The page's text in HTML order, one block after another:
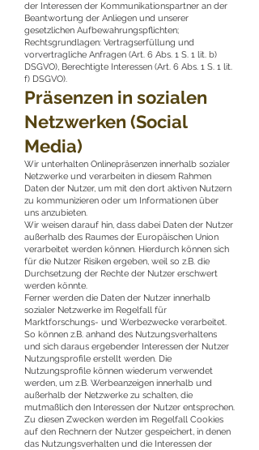
der Interessen der Kommunikationspartner an der
Beantwortung der Anliegen und unserer
gesetzlichen Aufbewahrungspflichten;
Rechtsgrundlagen: Vertragserfüllung und
vorvertragliche Anfragen (Art. 6 Abs. 1 S. 1 lit. b)
DSGVO), Berechtigte Interessen (Art. 6 Abs. 1 S. 1 lit.
f) DSGVO).
Präsenzen in sozialen
Netzwerken (Social
Media)
Wir unterhalten Onlinepräsenzen innerhalb sozialer
Netzwerke und verarbeiten in diesem Rahmen
Daten der Nutzer, um mit den dort aktiven Nutzern
zu kommunizieren oder um Informationen über
uns anzubieten.
Wir weisen darauf hin, dass dabei Daten der Nutzer
außerhalb des Raumes der Europäischen Union
verarbeitet werden können. Hierdurch können sich
für die Nutzer Risiken ergeben, weil so z.B. die
Durchsetzung der Rechte der Nutzer erschwert
werden könnte.
Ferner werden die Daten der Nutzer innerhalb
sozialer Netzwerke im Regelfall für
Marktforschungs- und Werbezwecke verarbeitet.
So können z.B. anhand des Nutzungsverhaltens
und sich daraus ergebender Interessen der Nutzer
Nutzungsprofile erstellt werden. Die
Nutzungsprofile können wiederum verwendet
werden, um z.B. Werbeanzeigen innerhalb und
außerhalb der Netzwerke zu schalten, die
mutmaßlich den Interessen der Nutzer entsprechen.
Zu diesen Zwecken werden im Regelfall Cookies
auf den Rechnern der Nutzer gespeichert, in denen
das Nutzungsverhalten und die Interessen der